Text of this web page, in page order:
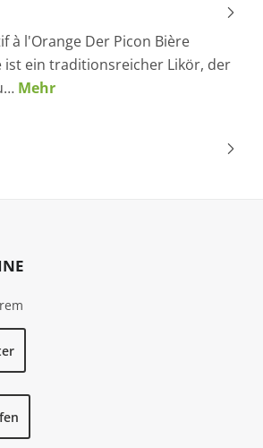
à l'Orange Der Picon Bière
ist ein traditionsreicher Likör, der
Mehr